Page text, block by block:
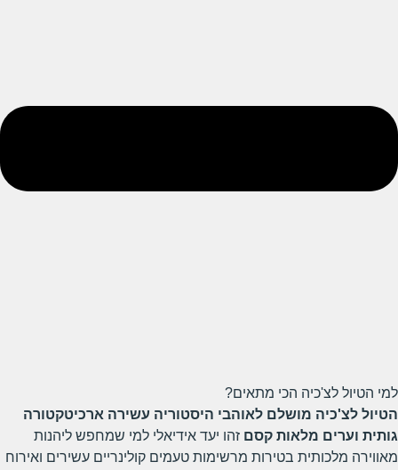
למי הטיול לצ'כיה הכי מתאים?
הטיול לצ'כיה מושלם לאוהבי היסטוריה עשירה ארכיטקטורה
גותית וערים מלאות קסם זהו יעד אידיאלי למי שמחפש ליהנות
מאווירה מלכותית בטירות מרשימות טעמים קולינריים עשירים ואירוח